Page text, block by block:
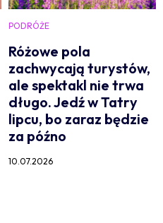
PODRÓŻE
Różowe pola
zachwycają turystów,
ale spektakl nie trwa
długo. Jedź w Tatry
lipcu, bo zaraz będzie
za późno
10.07.2026